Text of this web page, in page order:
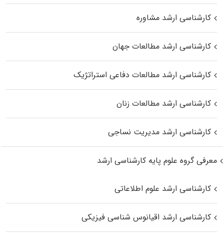
کارشناسی ارشد مشاوره
کارشناسی ارشد مطالعات جهان
کارشناسی ارشد مطالعات دفاعی استراتژیک
کارشناسی ارشد مطالعات زنان
کارشناسی ارشد مدیریت نساجی
معرفی گروه علوم پایه کارشناسی ارشد
کارشناسی ارشد علوم اطلاعاتی
کارشناسی ارشد اقیانوس‌ شناسی فیزیکی